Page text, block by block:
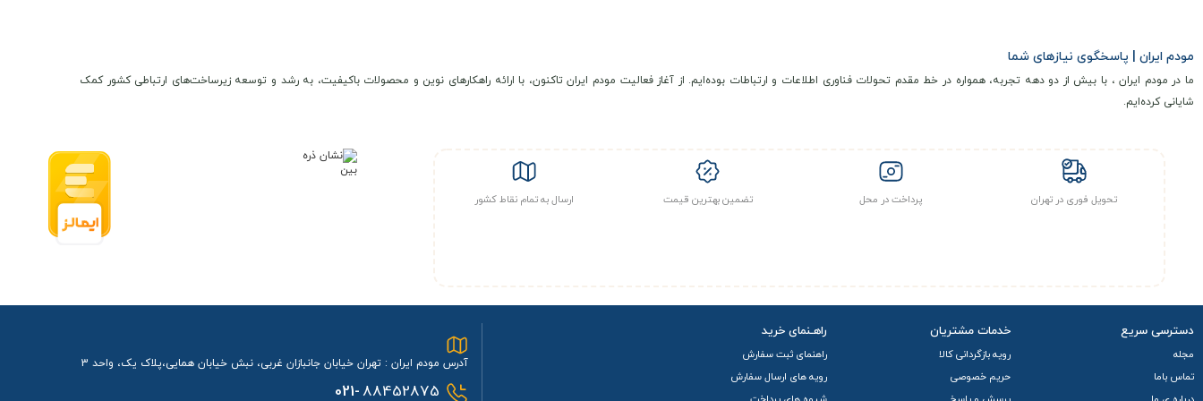
مودم ایران | پاسخگوی نیازهای شما
ما در مودم ایران ، با بیش از دو دهه تجربه، همواره در خط مقدم تحولات فناوری اطلاعات و ارتباطات بوده‌ایم. از آغاز فعالیت مودم ایران تاکنون، با ارائه راهکارهای نوین و محصولات باکیفیت، به رشد و توسعه زیرساخت‌های ارتباطی کشور کمک
شایانی کرده‌ایم.
تحویل فوری در تهران پرداخت در محل تضمین بهترین قیمت ارسال به تمام نقاط کشور
دسترسی سریع
مجله
تماس باما
خدمات مشتریان
رویه بازگردانی کالا
حریم خصوصی
راهـنمای خرید
راهنمای ثبت سفارش
رویه های ارسال سفارش
آدرس مودم ایران : تهران خیابان جانبازان غربی، نبش خیابان همایی،پلاک یک، واحد 3
021-88452875